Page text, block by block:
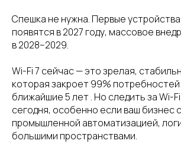
Спешка не нужна. Первые
появятся в 2027 году, массовое
в 2028–2029.
Wi-Fi 7 сейчас — это зрелая,
которая закроет 99%
ближайшие 5 лет . Но следить за Wi-
сегодня, особенно если ваш бизнес
промышленной автоматизацией,
большими пространствами.